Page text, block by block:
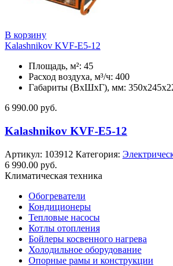
В корзину
Kalashnikov KVF-E5-12
Площадь, м²: 45
Расход воздуха, м³/ч: 400
Габариты (ВхШхГ), мм:
6 990.00 руб.
Kalashnikov KVF-E5-12
Артикул: 103912 Категория:
6 990.00 руб.
Климатическая техника
Обогреватели
Кондиционеры
Тепловые насосы
Котлы отопления
Бойлеры косвенного нагрева
Холодильное оборудование
Опорные рамы и конструкции